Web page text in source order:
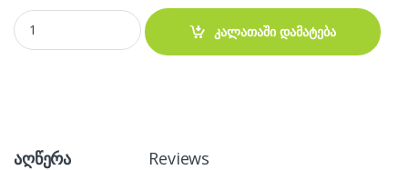
charger for ASUS 19V-6.32A 6.0mm/3.7mm 120w quantity
კალათაში დამატება
აღწერა Reviews